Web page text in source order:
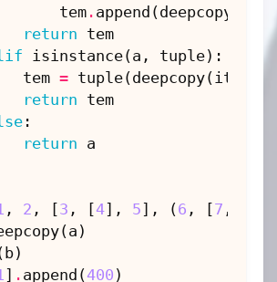
tem. append (deepcopy
return tem
isinstance(a , tuple):
tem = tuple(deepcopy( item
return tem
:
return a
, 2 , [3 , [4], 5], (6 , [7 ,
(a )
b)
] . append (400 )